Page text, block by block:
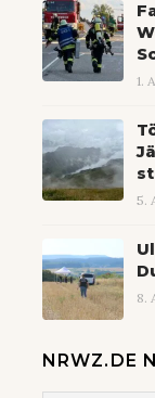
1.
5.
8.
NRWZ.DE